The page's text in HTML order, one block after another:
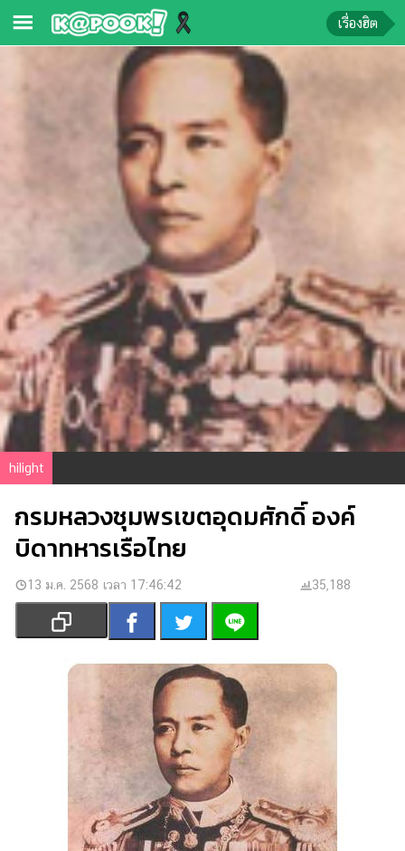
ข่าว-
ผล
บอล
สด
การ
เงิน
การ
ศึกษา
บันเทิง
รูปภาพ
ดู
หนัง
Music
Station
เรื่องฮิต
hilight
กรมหลวงชุมพรเขตอุดมศักดิ์ องค์
บิดาทหารเรือไทย
13 ม.ค. 2568 เวลา 17:46:42 35,188